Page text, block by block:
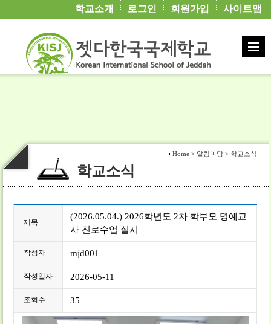
학교소개 로그인 회원가입 사이트맵
교직원소개
교가
학교일정
학교소식
교직원 연수
제규정
각종양식
학생·학부모마당
학생·학부모마당
칭찬합시다
소통창구
상담코너
학교행정정보
학교행정정보
학교운영위원회
동영상게시판
Home > 알림마당 > 학교소식
학교소식
제목
(2026.05.04.) 2026학년도 2차 학부모 명예교
사 진로수업 실시
작성자 mjd001
작성일자 2026-05-11
조회수 35